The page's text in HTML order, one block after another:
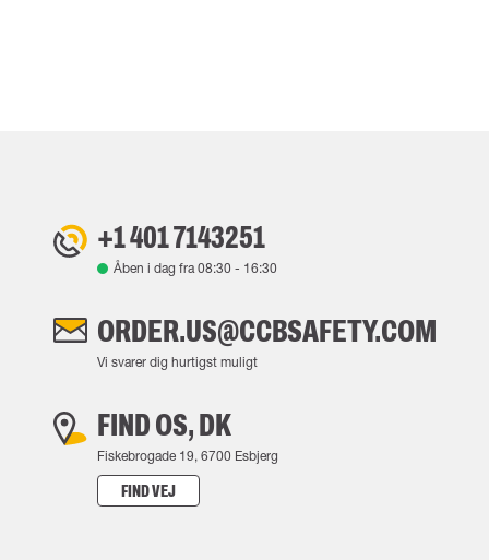
+1 401 7143251
Åben i dag fra08:30- 16:30
ORDER.US@CCBSAFETY.COM
Vi svarer dig hurtigst muligt
FIND OS, DK
Fiskebrogade 19, 6700 Esbjerg
FIND VEJ